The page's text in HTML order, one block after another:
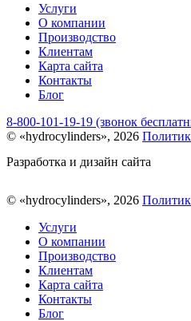
Услуги
О компании
Производство
Клиентам
Карта сайта
Контакты
Блог
8-800-101-19-19 (звонок
© «hydrocylinders», 2026
Разработка и дизайн сайта
© «hydrocylinders», 2026
Услуги
О компании
Производство
Клиентам
Карта сайта
Контакты
Блог